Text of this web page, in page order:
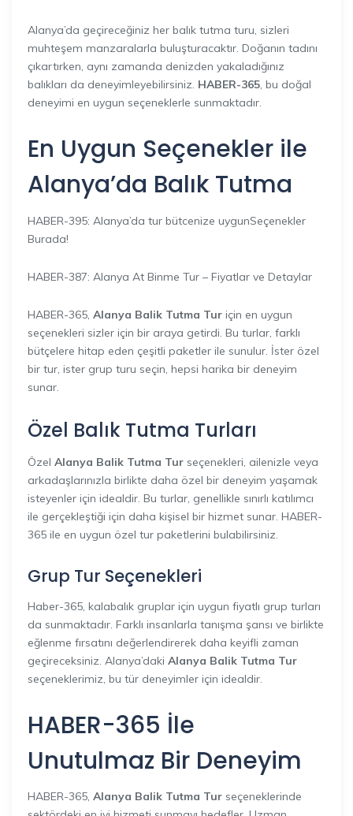
Alanya’da geçireceğiniz her balık tutma turu, sizleri
muhteşem manzaralarla buluşturacaktır. Doğanın tadını
çıkartırken, aynı zamanda denizden yakaladığınız
balıkları da deneyimleyebilirsiniz. HABER-365, bu doğal
deneyimi en uygun seçeneklerle sunmaktadır.
En Uygun Seçenekler ile
Alanya’da Balık Tutma
HABER-395: Alanya’da tur bütcenize uygunSeçenekler
Burada!
HABER-387: Alanya At Binme Tur – Fiyatlar ve Detaylar
HABER-365, Alanya Balik Tutma Tur için en uygun
seçenekleri sizler için bir araya getirdi. Bu turlar, farklı
bütçelere hitap eden çeşitli paketler ile sunulur. İster özel
bir tur, ister grup turu seçin, hepsi harika bir deneyim
sunar.
Özel Balık Tutma Turları
Özel Alanya Balik Tutma Tur seçenekleri, ailenizle veya
arkadaşlarınızla birlikte daha özel bir deneyim yaşamak
isteyenler için idealdir. Bu turlar, genellikle sınırlı katılımcı
ile gerçekleştiği için daha kişisel bir hizmet sunar. HABER-
365 ile en uygun özel tur paketlerini bulabilirsiniz.
Grup Tur Seçenekleri
Haber-365, kalabalık gruplar için uygun fiyatlı grup turları
da sunmaktadır. Farklı insanlarla tanışma şansı ve birlikte
eğlenme fırsatını değerlendirerek daha keyifli zaman
geçireceksiniz. Alanya’daki Alanya Balik Tutma Tur
seçeneklerimiz, bu tür deneyimler için idealdir.
HABER-365 İle
Unutulmaz Bir Deneyim
HABER-365, Alanya Balik Tutma Tur seçeneklerinde